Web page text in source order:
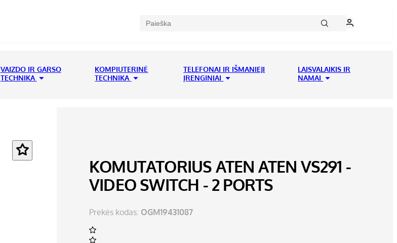
VAIZDO IR GARSO
TECHNIKA
KOMPIUTERINĖ
TECHNIKA
TELEFONAI IR IŠMANIEJI
ĮRENGINIAI
LAISVALAIKIS IR
NAMAI
KOMUTATORIUS ATEN ATEN VS291 -
VIDEO SWITCH - 2 PORTS
Prekės kodas: OGM19431087